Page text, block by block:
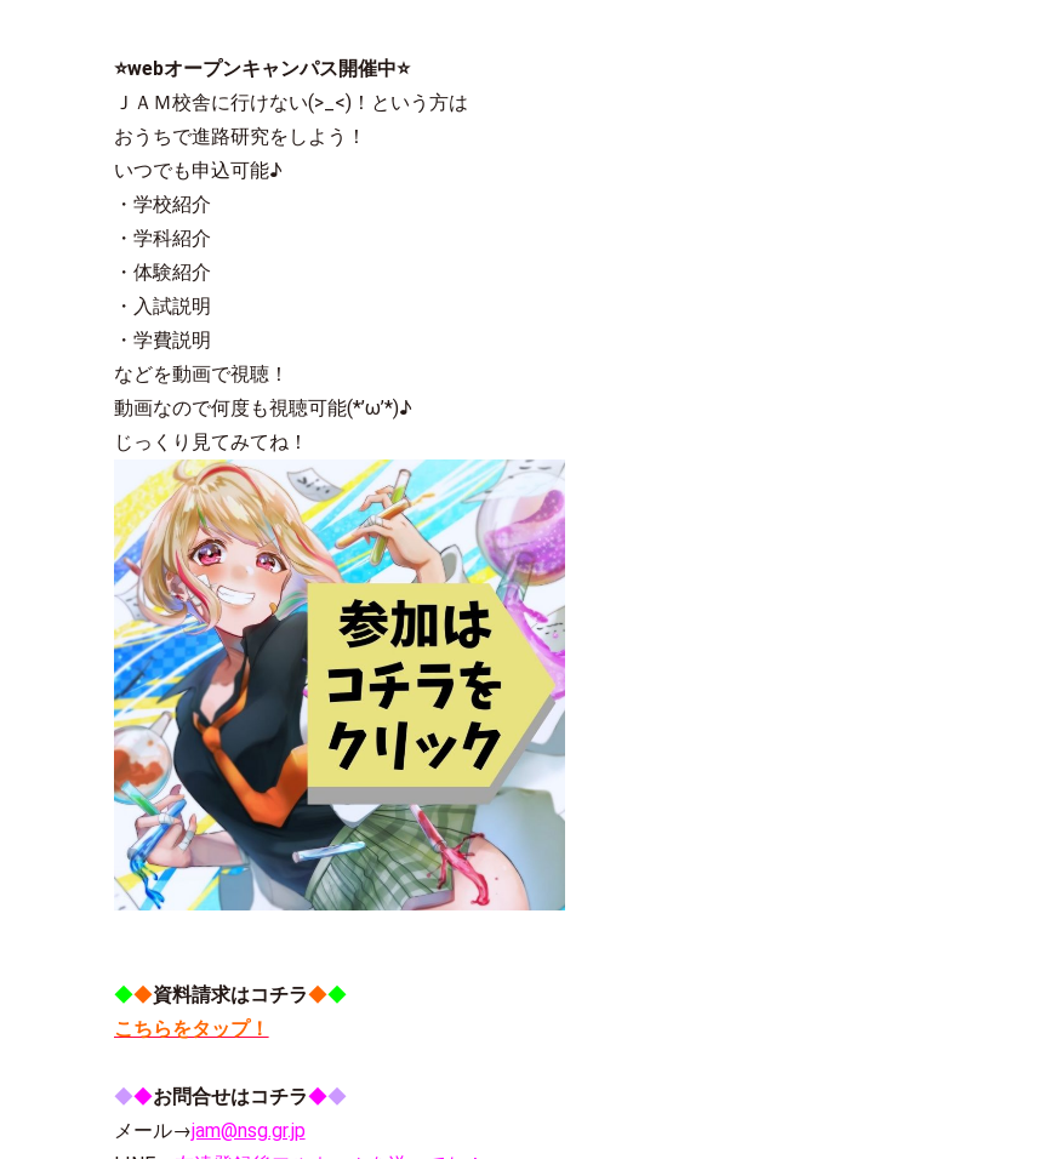
⭐webオープンキャンパス開催中⭐
ＪＡＭ校舎に行けない(>_<)！という方は
おうちで進路研究をしよう！
いつでも申込可能♪
・学校紹介
・学科紹介
・体験紹介
・入試説明
・学費説明
などを動画で視聴！
動画なので何度も視聴可能(*’ω’*)♪
じっくり見てみてね！
◆◆資料請求はコチラ◆◆
こちらをタップ！
◆◆お問合せはコチラ◆◆
メール→jam@nsg.gr.jp